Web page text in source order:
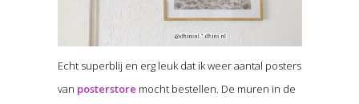
Echt superblij en erg leuk dat ik weer aantal posters
van posterstore mocht bestellen. De muren in de